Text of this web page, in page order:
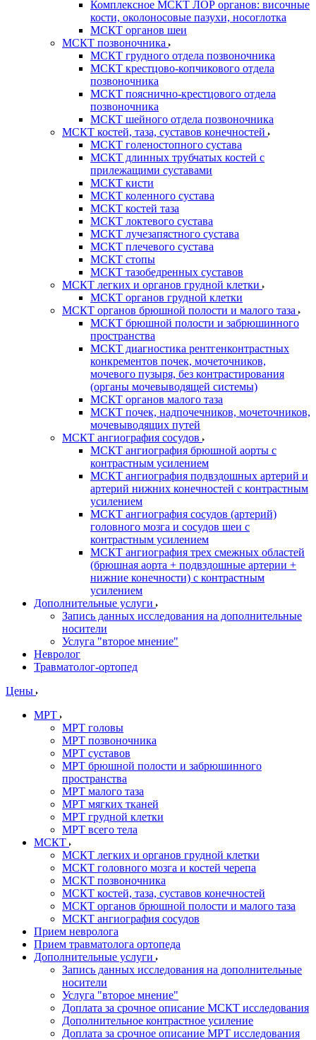
Комплексное МСКТ ЛОР органов: височные
кости, околоносовые пазухи, носоглотка
МСКТ органов шеи
МСКТ позвоночника
МСКТ грудного отдела позвоночника
МСКТ крестцово-копчикового отдела
позвоночника
МСКТ пояснично-крестцового отдела
позвоночника
МСКТ шейного отдела позвоночника
МСКТ костей, таза, суставов конечностей
МСКТ голеностопного сустава
МСКТ длинных трубчатых костей с
прилежащими суставами
МСКТ кисти
МСКТ коленного сустава
МСКТ костей таза
МСКТ локтевого сустава
МСКТ лучезапястного сустава
МСКТ плечевого сустава
МСКТ стопы
МСКТ тазобедренных суставов
МСКТ легких и органов грудной клетки
МСКТ органов грудной клетки
МСКТ органов брюшной полости и малого таза
МСКТ брюшной полости и забрюшинного
пространства
МСКТ диагностика рентгенконтрастных
конкрементов почек, мочеточников,
мочевого пузыря, без контрастирования
(органы мочевыводящей системы)
МСКТ органов малого таза
МСКТ почек, надпочечников, мочеточников,
мочевыводящих путей
МСКТ ангиография сосудов
МСКТ ангиография брюшной аорты с
контрастным усилением
МСКТ ангиография подвздошных артерий и
артерий нижних конечностей с контрастным
усилением
МСКТ ангиография сосудов (артерий)
головного мозга и сосудов шеи с
контрастным усилением
МСКТ ангиография трех смежных областей
(брюшная аорта + подвздошные артерии +
нижние конечности) с контрастным
усилением
Дополнительные услуги
Запись данных исследования на дополнительные
носители
Услуга "второе мнение"
Невролог
Травматолог-ортопед
Цены
МРТ
МРТ головы
МРТ позвоночника
МРТ суставов
МРТ брюшной полости и забрюшинного
пространства
МРТ малого таза
МРТ мягких тканей
МРТ грудной клетки
МРТ всего тела
МСКТ
МСКТ легких и органов грудной клетки
МСКТ головного мозга и костей черепа
МСКТ позвоночника
МСКТ костей, таза, суставов конечностей
МСКТ органов брюшной полости и малого таза
МСКТ ангиография сосудов
Прием невролога
Прием травматолога ортопеда
Дополнительные услуги
Запись данных исследования на дополнительные
носители
Услуга "второе мнение"
Доплата за срочное описание МСКТ исследования
Дополнительное контрастное усиление
Доплата за срочное описание МРТ исследования